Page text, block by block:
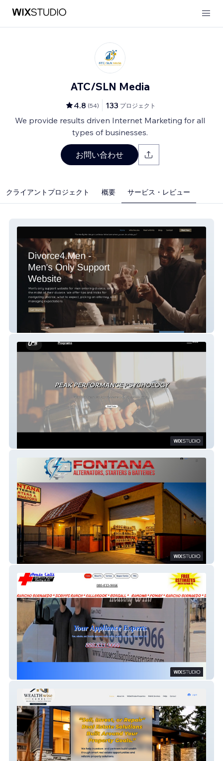
ATC/SLN Media
4.8 (54) 133 プロジェクト
We provide results driven Internet Marketing for all
types of businesses.
お問い合わせ
クライアントプロジェクト 概要 サービス・レビュー
Divorce4men
Fontana Alternators,Starters,&Batteries